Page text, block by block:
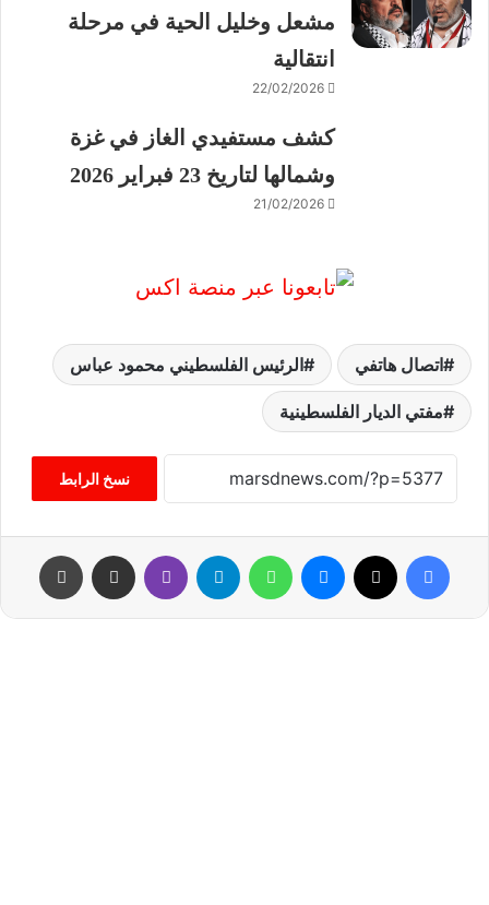
مشعل وخليل الحية في مرحلة
انتقالية
22/02/2026
كشف مستفيدي الغاز في غزة
وشمالها لتاريخ 23 فبراير 2026
21/02/2026
اتصال هاتفي الرئيس الفلسطيني محمود عباس
مفتي الديار الفلسطينية
نسخ الرابط
فيسبوك ماسنجر واتساب تيلقرام ڤايبر مشاركة عبر البريد